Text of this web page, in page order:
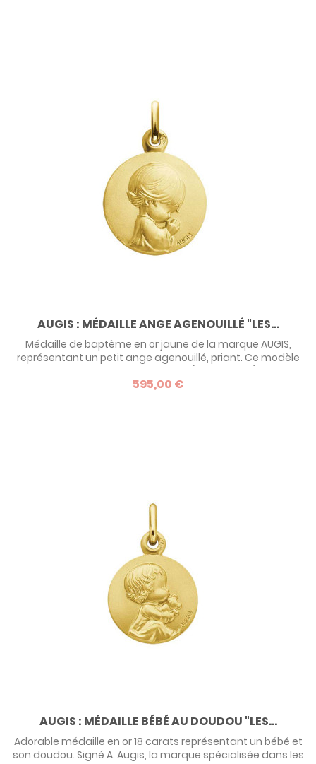
AUGIS : MÉDAILLE ANGE AGENOUILLÉ "LES...
Médaille de baptême en or jaune de la marque AUGIS,
représentant un petit ange agenouillé, priant. Ce modèle
est disponible en deux tailles (14 et 16 mm) et
personnalisable par une gravure au verso.
595,00 €
AUGIS : MÉDAILLE BÉBÉ AU DOUDOU "LES...
Adorable médaille en or 18 carats représentant un bébé et
son doudou. Signé A. Augis, la marque spécialisée dans les